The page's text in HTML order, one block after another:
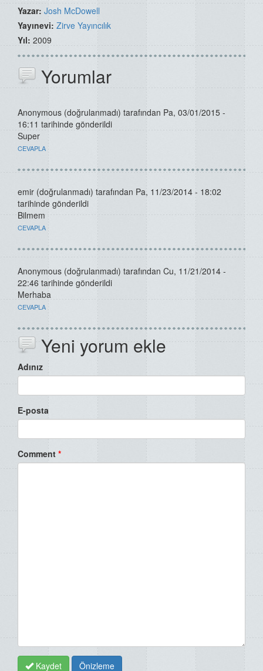
Yazar: Josh McDowell
Yayınevi: Zirve Yayıncılık
Yıl: 2009
Yorumlar
Anonymous (doğrulanmadı) tarafından Pa, 03/01/2015 -
16:11 tarihinde gönderildi
Super
CEVAPLA
emir (doğrulanmadı) tarafından Pa, 11/23/2014 - 18:02
tarihinde gönderildi
Bilmem
CEVAPLA
Anonymous (doğrulanmadı) tarafından Cu, 11/21/2014 -
22:46 tarihinde gönderildi
Merhaba
CEVAPLA
Yeni yorum ekle
Adınız
E-posta
Comment *
Kaydet Önizleme